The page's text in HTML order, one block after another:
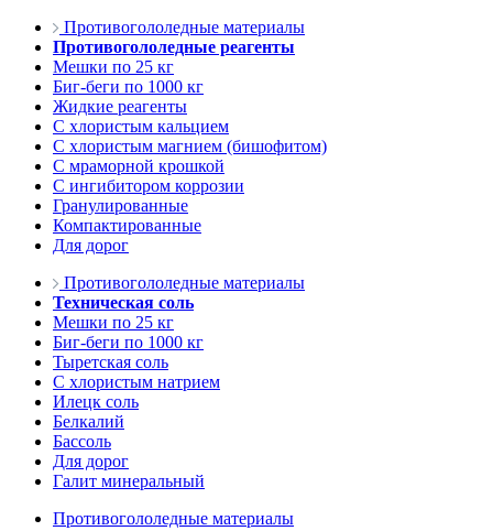
Противогололедные материалы
Противогололедные реагенты
Мешки по 25 кг
Биг-беги по 1000 кг
Жидкие реагенты
С хлористым кальцием
С хлористым магнием (бишофитом)
С мраморной крошкой
С ингибитором коррозии
Гранулированные
Компактированные
Для дорог
Противогололедные материалы
Техническая соль
Мешки по 25 кг
Биг-беги по 1000 кг
Тыретская соль
С хлористым натрием
Илецк соль
Белкалий
Бассоль
Для дорог
Галит минеральный
Противогололедные материалы